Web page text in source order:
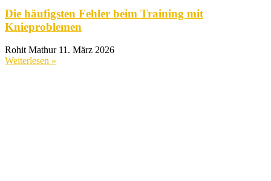
Die häufigsten Fehler beim Training mit
Knieproblemen
Rohit Mathur 11. März 2026
Weiterlesen »